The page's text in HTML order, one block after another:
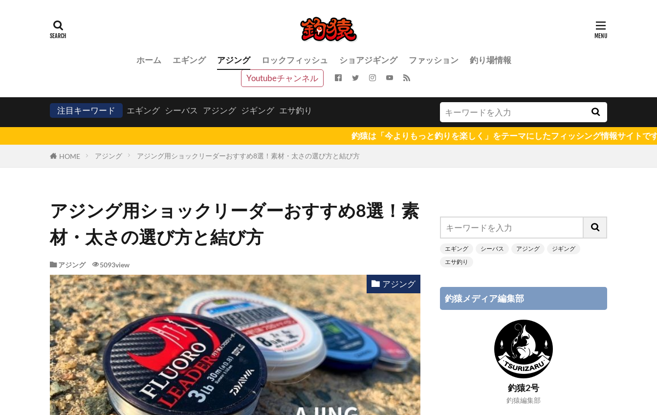
ホーム エギング アジング ロックフィッシュ ショアジギング ファッション
釣り場情報
Youtubeチャンネル
注目キーワード エギング シーバス アジング ジギング エサ釣り
釣猿は「今よりもっと釣りを楽しく」をテーマにしたフィッシング情報サイトです。
HOME アジング アジング用ショックリーダーおすすめ8選！素材・太さの選び方と結び方
アジング用ショックリーダーおすすめ8選！素
材・太さの選び方と結び方
アジング 5093view
アジング
エギング シーバス アジング
ジギング
エサ釣り
釣猿メディア編集部
釣猿2号
釣猿編集部